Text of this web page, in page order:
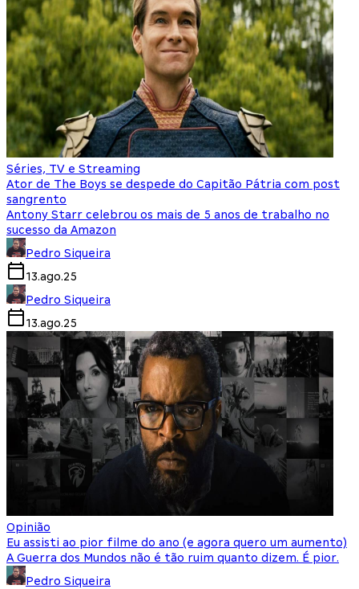
Séries, TV e Streaming
Ator de The Boys se despede do Capitão Pátria com post
sangrento
Antony Starr celebrou os mais de 5 anos de trabalho no
sucesso da Amazon
Pedro Siqueira
13.ago.25
Pedro Siqueira
13.ago.25
Opinião
Eu assisti ao pior filme do ano (e agora quero um aumento)
A Guerra dos Mundos não é tão ruim quanto dizem. É pior.
Pedro Siqueira